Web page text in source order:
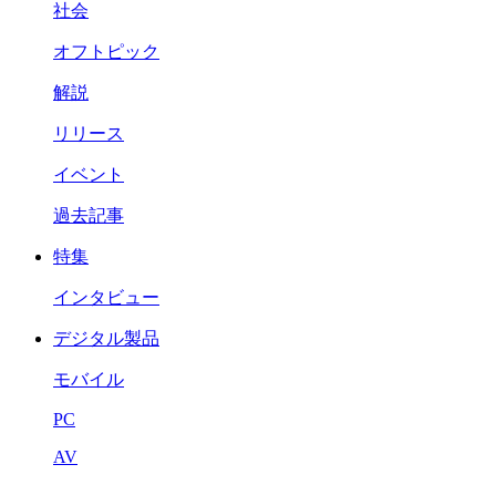
社会
オフトピック
解説
リリース
イベント
過去記事
特集
インタビュー
デジタル製品
モバイル
PC
AV